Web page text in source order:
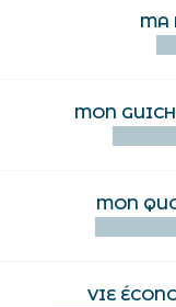
MA
MON
MON
VIE